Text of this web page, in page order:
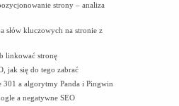
strony – analiza
słów kluczowych na stronie z
linkować stronę
jak się do tego zabrać
301 a algorytmy Panda i Pingwin
a negatywne SEO